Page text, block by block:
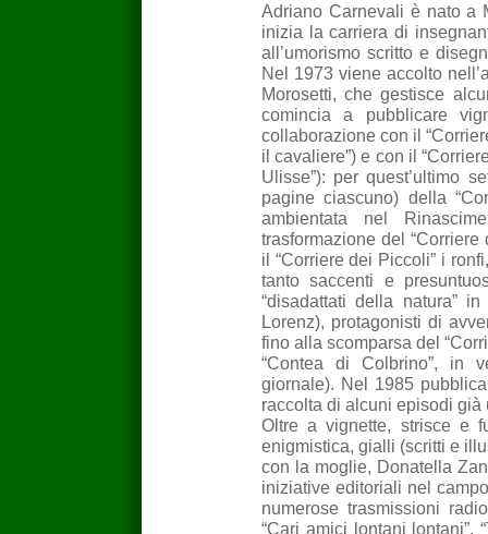
Adriano Carnevali è nato a
inizia la carriera di
all’umorismo scritto e
Nel 1973 viene accolto
Morosetti, che gestisce
comincia a pubblicare
collaborazione con il
il cavaliere”) e con il
Ulisse”): per quest’ultimo
pagine ciascuno) della
ambientata nel
trasformazione del
il “Corriere dei Piccoli” i
tanto saccenti e
“disadattati della natura”
Lorenz), protagonisti di
fino alla scomparsa del
“Contea di Colbrino”, in
giornale). Nel 1985
raccolta di alcuni episodi già
Oltre a vignette, strisce e
enigmistica, gialli (scritti e
con la moglie, Donatella
iniziative editoriali nel
numerose trasmissioni
“Cari amici lontani lontani”,